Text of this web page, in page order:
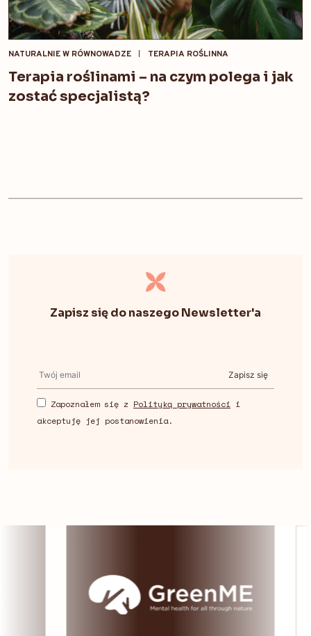
NATURALNIE W RÓWNOWADZE TERAPIA ROŚLINNA
Terapia roślinami – na czym polega i jak
zostać specjalistą?
Zapisz się do naszego Newsletter'a
Zapisz się
Zapoznałem się z Polityką prywatności i
akceptuję jej postanowienia.